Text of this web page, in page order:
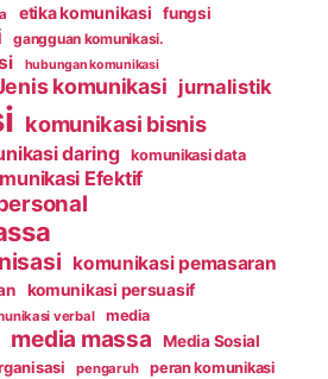
etika komunikasi fungsi
gangguan komunikasi.
hubungan komunikasi
komunikasi jurnalistik
komunikasi bisnis
daring komunikasi data
Efektif
komunikasi pemasaran
komunikasi persuasif
verbal media
media massa Media Sosial
pengaruh peran komunikasi